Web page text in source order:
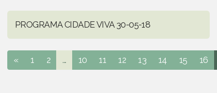
PROGRAMA CIDADE VIVA 30-05-18
« 1 2 ... 10 11 12 13 14 15 16